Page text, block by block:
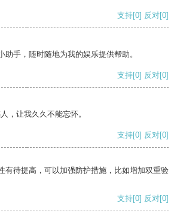
支持[0] 反对[0]
助手，随时随地为我的娱乐提供帮助。
支持[0] 反对[0]
，让我久久不能忘怀。
支持[0] 反对[0]
有待提高，可以加强防护措施，比如增加双重验
支持[0] 反对[0]